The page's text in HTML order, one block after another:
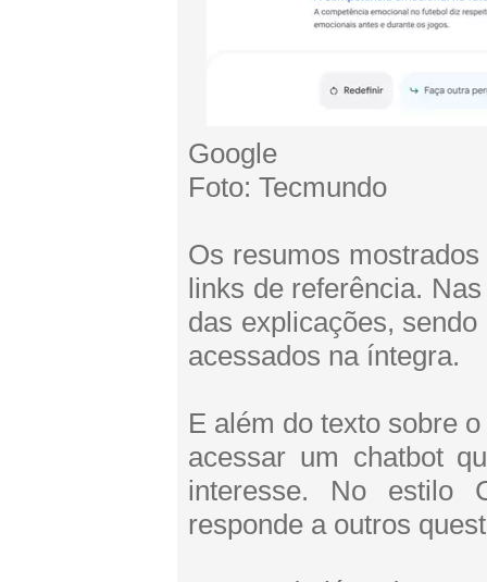
Google
Foto: Tecmundo
Os resumos
links de referência.
das explicações,
acessados na íntegra.
E além do texto sobre
acessar um chatbot
interesse. No estilo
responde a outros